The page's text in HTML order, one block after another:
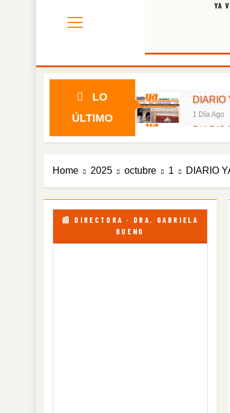
YA
LO
ÚLTIMO
DIARIO
1 Día Ago
DIARIO
3 Días Ago
5 Días Ago
DIARIO
DIARIO
Home 2025 octubre 1 DIARIO
📰 DIRECTORA · DRA. GABRIELA
BUENO